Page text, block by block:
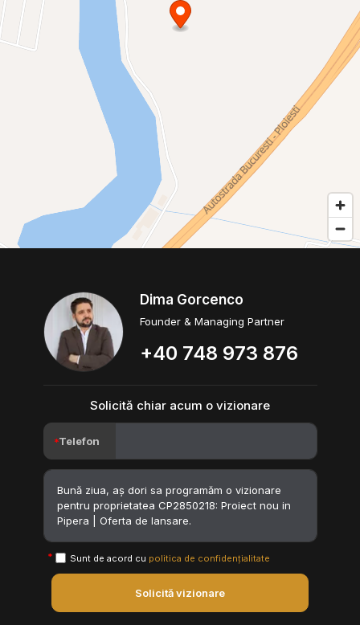
Dima Gorcenco
Founder & Managing Partner
+40 748 973 876
Solicită chiar acum o vizionare
Telefon
Sunt de acord cu politica de confidențialitate
Solicită vizionare